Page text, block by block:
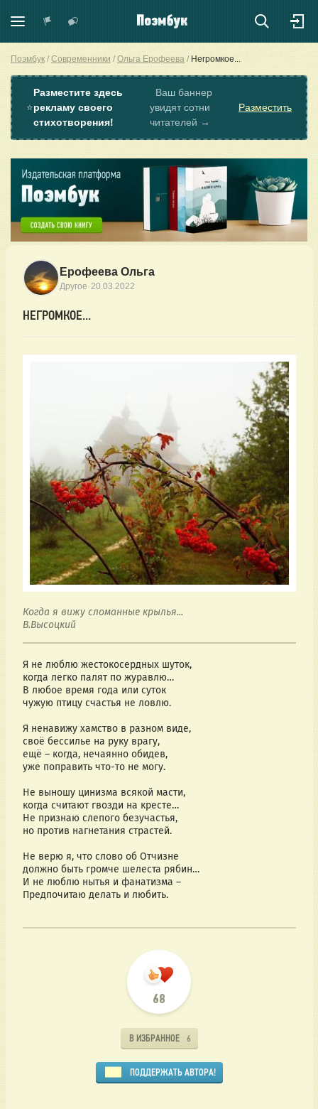
Поэмбук Современники Ольга Ерофеева Негромкое...
⭐
Разместите здесь
рекламу своего
стихотворения!
Ваш баннер
увидят сотни
читателей →
Разместить
Ерофеева Ольга
Другое ·20.03.2022
НЕГРОМКОЕ...
Когда я вижу сломанные крылья...
В.Высоцкий
Я не люблю жестокосердных шуток,
когда легко палят по журавлю…
В любое время года или суток
чужую птицу счастья не ловлю.
Я ненавижу хамство в разном виде,
своё бессилье на руку врагу,
ещё – когда, нечаянно обидев,
уже поправить что-то не могу.
Не выношу цинизма всякой масти,
когда считают гвозди на кресте…
Не признаю слепого безучастья,
но против нагнетания страстей.
Не верю я, что слово об Отчизне
должно быть громче шелеста рябин…
И не люблю нытья и фанатизма –
Предпочитаю делать и любить.
68
В ИЗБРАННОЕ 6
ПОДДЕРЖАТЬ АВТОРА!